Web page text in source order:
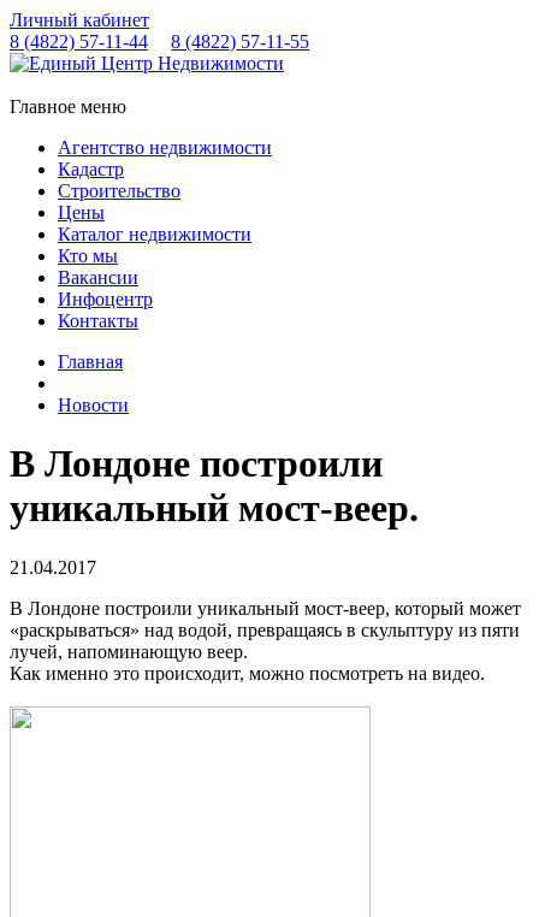
Личный кабинет
8 (4822) 57-11-44 8 (4822) 57-11-55
Главное меню
Агентство недвижимости
Кадастр
Строительство
Цены
Каталог недвижимости
Кто мы
Вакансии
Инфоцентр
Контакты
Главная
Новости
В Лондоне построили
уникальный мост-веер.
21.04.2017
В Лондоне построили уникальный мост-веер, который может
«раскрываться» над водой, превращаясь в скульптуру из пяти
лучей, напоминающую веер.
Как именно это происходит, можно посмотреть на видео.